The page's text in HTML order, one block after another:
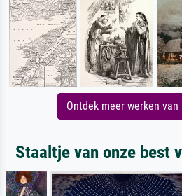
Ontdek meer werken van
Staaltje van onze best